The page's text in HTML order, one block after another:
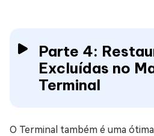
Parte 4:
Excluídas no
Terminal
O Terminal também é uma